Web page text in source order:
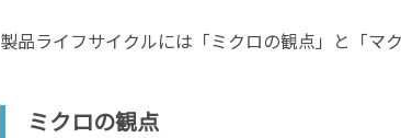
製品ライフサイクルには「ミクロの観点」と「マ
ミクロの観点